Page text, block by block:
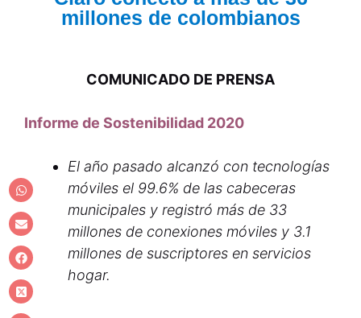
millones de colombianos
COMUNICADO DE PRENSA
Informe de Sostenibilidad 2020
El año pasado alcanzó con tecnologías
móviles el 99.6% de las cabeceras
municipales y registró más de 33
millones de conexiones móviles y 3.1
millones de suscriptores en servicios
hogar.